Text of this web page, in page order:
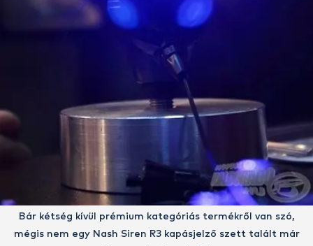
Bár kétség kívül prémium kategóriás termékről van szó,
mégis nem egy Nash Siren R3 kapásjelző szett talált már